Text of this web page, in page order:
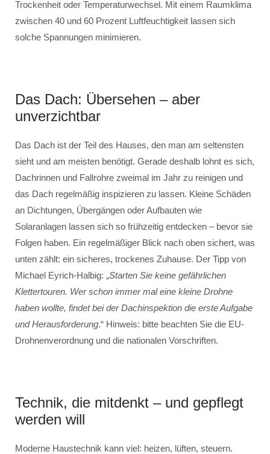
Trockenheit oder Temperaturwechsel. Mit einem Raumklima
zwischen 40 und 60 Prozent Luftfeuchtigkeit lassen sich
solche Spannungen minimieren.
Das Dach: Übersehen – aber
unverzichtbar
Das Dach ist der Teil des Hauses, den man am seltensten
sieht und am meisten benötigt. Gerade deshalb lohnt es sich,
Dachrinnen und Fallrohre zweimal im Jahr zu reinigen und
das Dach regelmäßig inspizieren zu lassen. Kleine Schäden
an Dichtungen, Übergängen oder Aufbauten wie
Solaranlagen lassen sich so frühzeitig entdecken – bevor sie
Folgen haben. Ein regelmäßiger Blick nach oben sichert, was
unten zählt: ein sicheres, trockenes Zuhause. Der Tipp von
Michael Eyrich-Halbig: „Starten Sie keine gefährlichen
Klettertouren. Wer schon immer mal eine kleine Drohne
haben wollte, findet bei der Dachinspektion die erste Aufgabe
und Herausforderung.“ Hinweis: bitte beachten Sie die EU-
Drohnenverordnung und die nationalen Vorschriften.
Technik, die mitdenkt – und gepflegt
werden will
Moderne Haustechnik kann viel: heizen, lüften, steuern.